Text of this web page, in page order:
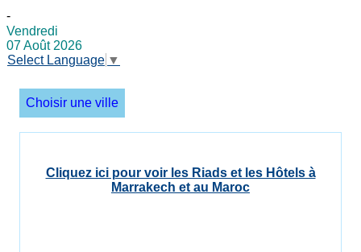
-
Vendredi
07 Août 2026
Select Language ▼
Choisir une ville
Cliquez ici pour voir les Riads et les Hôtels à
Marrakech et au Maroc